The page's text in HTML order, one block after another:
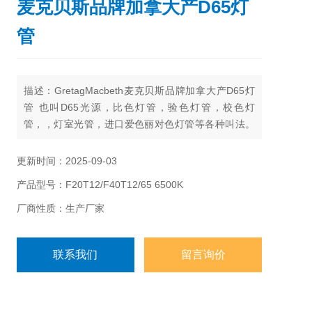
麦克贝斯品牌加拿大产D65灯
管
描述：GretagMacbeth麦克贝斯品牌加拿大产D65灯
管 也叫D65光源，比色灯管，验色灯管，校色灯
管，，灯室光管，进口爱色丽对色灯管等各种叫法。
器，印染等行业对色用。可装入支架对色，台式灯箱
1、 F20T12/65 6500K 20W 管长60CM
2、F40T12/65 6500K 40W，管长120cm
更新时间：2025-09-03
产品型号：F20T12/F40T12/65 6500K
厂商性质：生产厂家
联系我们 留言询价